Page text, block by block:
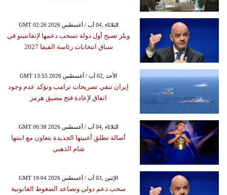
GMT 02:26 2026 الثلاثاء ,04 آب / أغسطس
ويلز تصبح أول دولة تسحب دعمها لإنفانتينو في
سباق انتخابات رئاسة الفيفا 2027
GMT 13:55 2026 الأحد ,02 آب / أغسطس
إيران تنفي تصريحات ترامب وتؤكد عدم وجود
اتفاق لإعادة فتح مضيق هرمز
GMT 06:38 2026 الثلاثاء ,04 آب / أغسطس
أصالة تطلق أغنيتها الجديدة بتعاون مع ابنتها
شام الذهبي
GMT 19:04 2026 الإثنين ,03 آب / أغسطس
سحب دعم دولي وتصاعد الضغوط القانونية